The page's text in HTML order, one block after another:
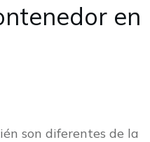
en
son diferentes de la